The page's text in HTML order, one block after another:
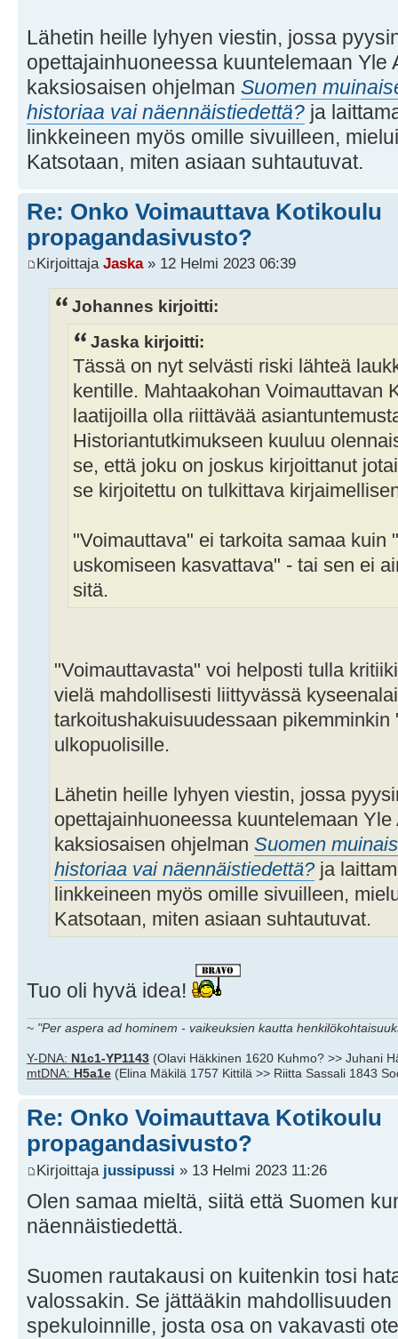
Lähetin heille lyhyen viestin, jossa
opettajainhuoneessa kuuntelemaan Yle
kaksiosaisen ohjelman Suomen
historiaa vai näennäistiedettä? ja
linkkeineen myös omille sivuilleen,
Katsotaan, miten asiaan suhtautuvat.
Re: Onko Voimauttava Kotikoulu
propagandasivusto?
Kirjoittaja Jaska» 12 Helmi 2023 06:39
Johannes kirjoitti:
Jaska kirjoitti:
Tässä on nyt selvästi riski lähteä
kentille. Mahtaakohan Voimauttavan
laatijoilla olla riittävää
Historiantutkimukseen kuuluu
se, että joku on joskus kirjoittanut
se kirjoitettu on tulkittava
"Voimauttava" ei tarkoita samaa kuin
uskomiseen kasvattava" - tai sen ei
sitä.
"Voimauttavasta" voi helposti tulla
vielä mahdollisesti liittyvässä
tarkoitushakuisuudessaan
ulkopuolisille.
Lähetin heille lyhyen viestin, jossa
opettajainhuoneessa kuuntelemaan
kaksiosaisen ohjelman Suomen
historiaa vai näennäistiedettä?ja
linkkeineen myös omille sivuilleen,
Katsotaan, miten asiaan suhtautuvat.
Tuo oli hyvä idea!
~ "Per aspera ad hominem - vaikeuksien kautta
Y-DNA: N1c1-YP1143 (Olavi Häkkinen 1620 Kuhmo? >> Juhani
mtDNA: H5a1e (Elina Mäkilä 1757 Kittilä >> Riitta Sassali 1843
Re: Onko Voimauttava Kotikoulu
propagandasivusto?
Kirjoittaja jussipussi » 13 Helmi 2023 11:26
Olen samaa mieltä, siitä että Suomen
näennäistiedettä.
Suomen rautakausi on kuitenkin tosi
valossakin. Se jättääkin
spekuloinnille, josta osa on vakavasti